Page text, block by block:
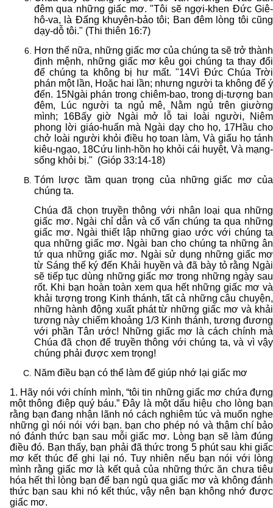
đêm qua những giấc mơ. "Tôi sẽ ngợi-khen Đức Giê-
hô-va, là Đấng khuyên-bảo tôi; Ban đêm lòng tôi cũng
dạy-dỗ tôi." (Thi thiên 16:7)
Hơn thế nữa, những giấc mơ của chúng ta sẽ trở thành
định mệnh, những giấc mơ kêu gọi chúng ta thay đổi
để chúng ta không bị hư mất. "14Vì Đức Chúa Trời
phán một lần, Hoặc hai lần; nhưng người ta không để ý
đến. 15Ngài phán trong chiêm-bao, trong dị-tượng ban
đêm, Lúc người ta ngủ mê, Nằm ngủ trên giường
mình; 16Bấy giờ Ngài mở lỗ tai loài người, Niêm
phong lời giáo-huấn mà Ngài dạy cho họ, 17Hầu cho
chở loài người khỏi điều họ toan làm, Và giấu họ tánh
kiêu-ngạo, 18Cứu linh-hồn họ khỏi cái huyệt, Và mạng-
sống khỏi bị." (Gióp 33:14-18)
Tóm lược tầm quan trọng của những giấc mơ của
chúng ta.
Chúa đã chọn truyền thông với nhân loại qua những
giấc mơ. Ngài chỉ dẫn và cố vấn chúng ta qua những
giấc mơ. Ngài thiết lập những giao ước với chúng ta
qua những giấc mơ. Ngài ban cho chúng ta những ân
tứ qua những giấc mơ. Ngài sử dụng những giấc mơ
từ Sáng thế ký đến Khải huyền và đã bày tỏ rằng Ngài
sẽ tiếp tục dùng những giấc mơ trong những ngày sau
rốt. Khi bạn hoàn toàn xem qua hết những giấc mơ và
khải tượng trong Kinh thánh, tất cả những câu chuyện,
những hành động xuất phát từ những giấc mơ và khải
tượng này chiếm khoảng 1/3 Kinh thánh, tương đương
với phần Tân ước! Những giấc mơ là cách chính mà
Chúa đã chọn để truyền thông với chúng ta, và vì vậy
chúng phải được xem trọng!
Năm điều bạn có thể làm để giúp nhớ lại giấc mơ
1. Hãy nói với chính mình, “tôi tin những giấc mơ chứa đựng
một thông điệp quý báu.” Đây là một dấu hiệu cho lòng bạn
rằng bạn đang nhận lãnh nó cách nghiêm túc và muốn nghe
những gì nói nói với bạn. bạn cho phép nó và thậm chí bảo
nó đánh thức bạn sau mỗi giấc mơ. Lòng bạn sẽ làm đúng
điều đó. Bạn thấy, bạn phải đã thức trong 5 phút sau khi giấc
mơ kết thúc để ghi lại nó. Tuy nhiên nếu bạn nói với lòng
mình rằng giấc mơ là kết quả của những thức ăn chưa tiêu
hóa hết thì lòng bạn để bạn ngủ qua giấc mơ và không đánh
thức bạn sau khi nó kết thúc, vậy nên bạn không nhớ được
giấc mơ.